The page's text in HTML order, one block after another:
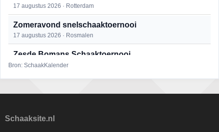
17 augustus 2026 · Rotterdam
Zomeravond snelschaaktoernooi
17 augustus 2026 · Rosmalen
Zesde Bomans Schaaktoernooi
17 augustus 2026 · Haarlem
18 augustus 2026 · Rosmalen
Bron: SchaakKalender
Schaaksite.nl